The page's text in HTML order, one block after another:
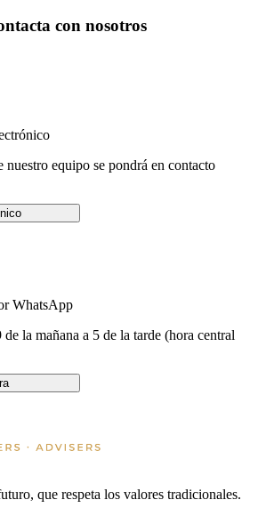
con nosotros
equipo se pondrá en contacto
WhatsApp
la mañana a 5 de la tarde (hora central
que respeta los valores tradicionales.